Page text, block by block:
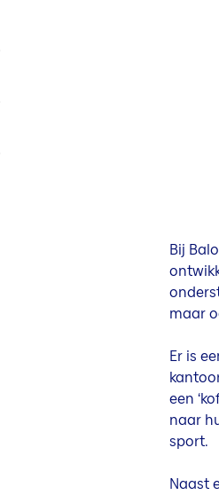
Bij
maar
Er is
een
naar
sport.
Naast